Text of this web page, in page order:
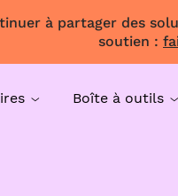
à partager des
soutien :
Boîte à outils